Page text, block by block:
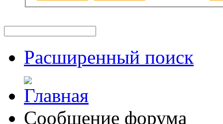
Расширенный поиск
Сообщение форума